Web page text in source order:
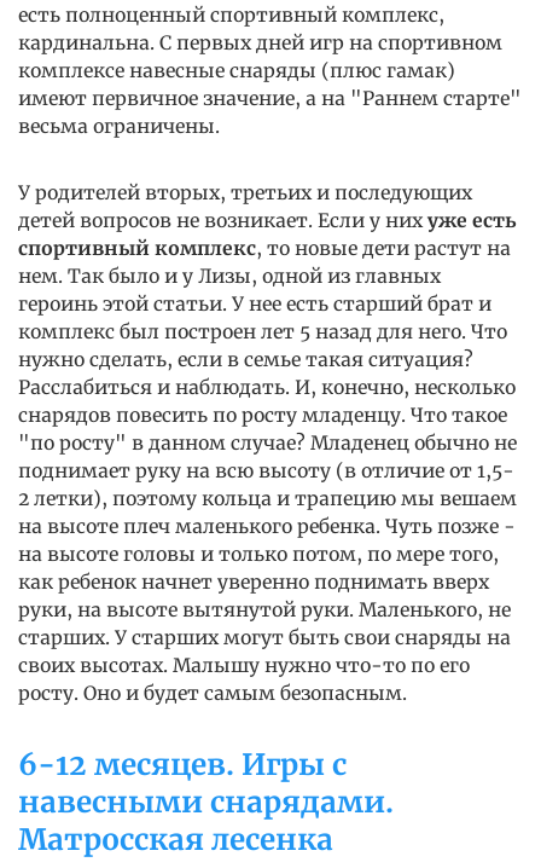
есть полноценный спортивный комплекс,
кардинальна. С первых дней игр на спортивном
комплексе навесные снаряды (плюс гамак)
имеют первичное значение, а на "Раннем старте"
весьма ограничены.
У родителей вторых, третьих и последующих
детей вопросов не возникает. Если у нихуже есть
спортивный комплекс, то новые дети растут на
нем. Так было и у Лизы, одной из главных
героинь этой статьи. У нее есть старший брат и
комплекс был построен лет 5 назад для него. Что
нужно сделать, если в семье такая ситуация?
Расслабиться и наблюдать. И, конечно, несколько
снарядов повесить по росту младенцу. Что такое
"по росту" в данном случае? Младенец обычно не
поднимает руку на всю высоту (в отличие от 1,5-
2 летки), поэтому кольца и трапецию мы вешаем
на высоте плеч маленького ребенка. Чуть позже -
на высоте головы и только потом, по мере того,
как ребенок начнет уверенно поднимать вверх
руки, на высоте вытянутой руки. Маленького, не
старших. У старших могут быть свои снаряды на
своих высотах. Малышу нужно что-то по его
росту. Оно и будет самым безопасным.
6-12 месяцев. Игры с
навесными снарядами.
Матросская лесенка